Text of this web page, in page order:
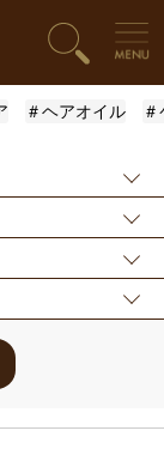
＃ヘアオイル
トリートメント
スタイリング
メンズスタイリン
ケラスターゼ
アリミノ
ミアン フォード
アクティバート
ウェット
しっとり
3001円〜5000円